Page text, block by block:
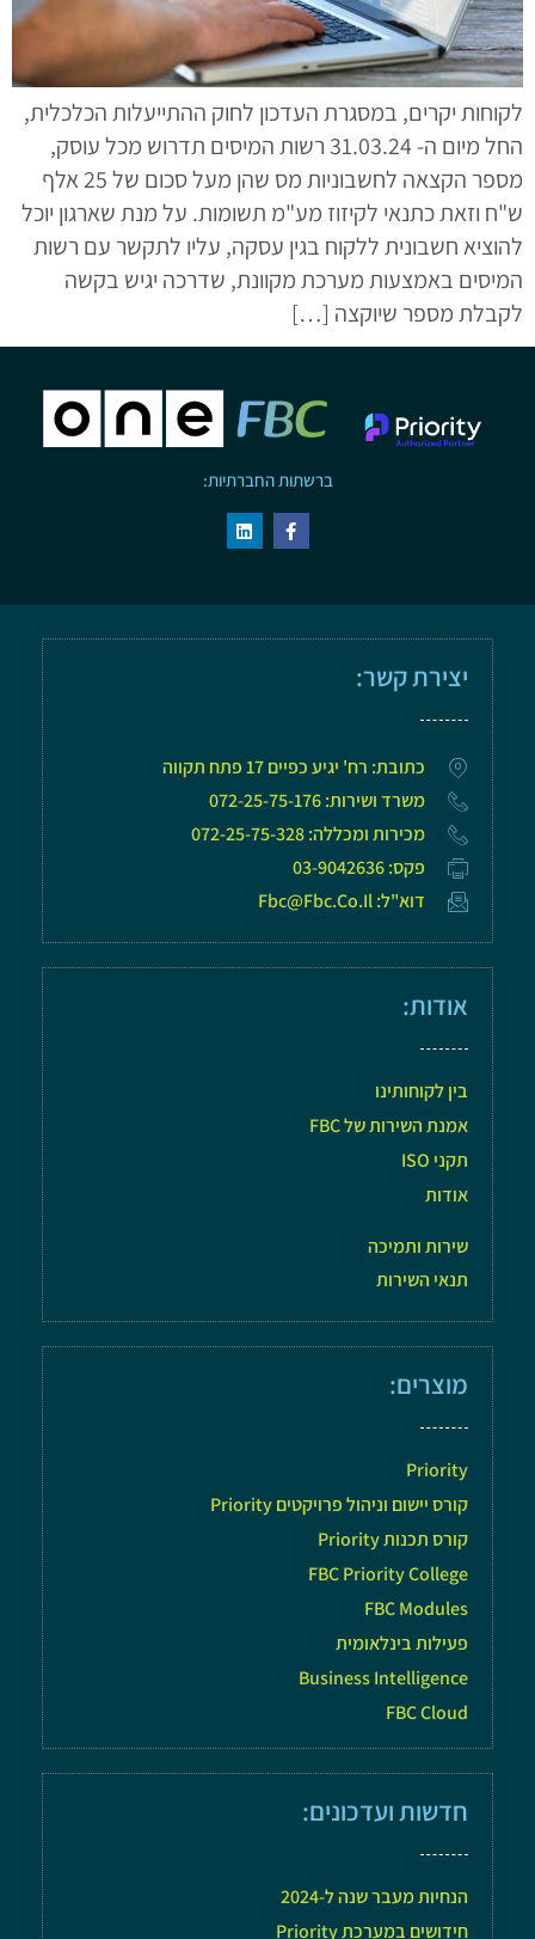
לקוחות יקרים, במסגרת העדכון לחוק ההתייעלות הכלכלית,
החל מיום ה- 31.03.24 רשות המיסים תדרוש מכל עוסק,
מספר הקצאה לחשבוניות מס שהן מעל סכום של 25 אלף
ש"ח וזאת כתנאי לקיזוז מע"מ תשומות. על מנת שארגון יוכל
להוציא חשבונית ללקוח בגין עסקה, עליו לתקשר עם רשות
המיסים באמצעות מערכת מקוונת, שדרכה יגיש בקשה
לקבלת מספר שיוקצה […]
ברשתות החברתיות:
יצירת קשר:
כתובת: רח' יגיע כפיים 17 פתח תקווה
משרד ושירות: 072-25-75-176
מכירות ומכללה: 072-25-75-328
פקס: 03-9042636
דוא"ל: Fbc@fbc.co.il
אודות:
בין לקוחותינו
אמנת השירות של FBC
תקני ISO
אודות
שירות ותמיכה
תנאי השירות
מוצרים:
Priority
קורס יישום וניהול פרויקטים Priority
קורס תכנות Priority
FBC Priority College
FBC Modules
פעילות בינלאומית
Business Intelligence
FBC Cloud
חדשות ועדכונים:
הנחיות מעבר שנה ל-2024
חידושים במערכת Priority